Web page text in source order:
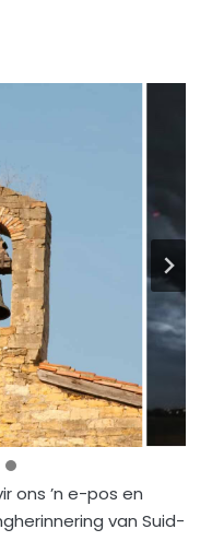
ons ’n e-pos en
van Suid-